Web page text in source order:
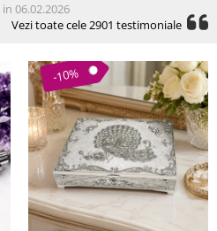
in 06.02.2026
Vezi toate cele 2901 testimoniale
-10%